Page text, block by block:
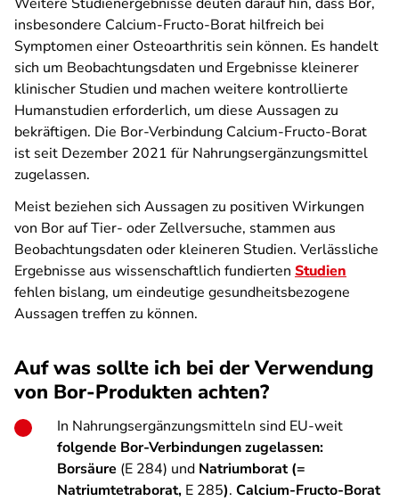
insbesondere Calcium-Fructo-Borat hilfreich bei
Symptomen einer Osteoarthritis sein können. Es handelt
sich um Beobachtungsdaten und Ergebnisse kleinerer
klinischer Studien und machen weitere kontrollierte
Humanstudien erforderlich, um diese Aussagen zu
bekräftigen. Die Bor-Verbindung Calcium-Fructo-Borat
ist seit Dezember 2021 für Nahrungsergänzungsmittel
zugelassen.
Meist beziehen sich Aussagen zu positiven Wirkungen
von Bor auf Tier- oder Zellversuche, stammen aus
Beobachtungsdaten oder kleineren Studien. Verlässliche
Ergebnisse aus wissenschaftlich fundierten Studien
fehlen bislang, um eindeutige gesundheitsbezogene
Aussagen treffen zu können.
Auf was sollte ich bei der Verwendung
von Bor-Produkten achten?
In Nahrungsergänzungsmitteln sind EU-weit
folgende Bor-Verbindungen zugelassen:
Borsäure (E 284) und Natriumborat (=
Natriumtetraborat, E 285). Calcium-Fructo-Borat